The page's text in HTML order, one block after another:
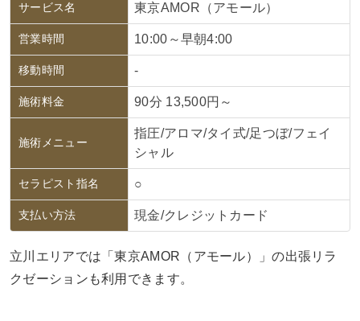
サービス名 東京AMOR（アモール）
営業時間 10:00～早朝4:00
移動時間 -
施術料金 90分 13,500円～
施術メニュー
指圧/アロマ/タイ式/足つぼ/フェイ
シャル
セラピスト指名 ○
支払い方法 現金/クレジットカード
立川エリアでは「東京AMOR（アモール）」の出張リラ
クゼーションも利用できます。